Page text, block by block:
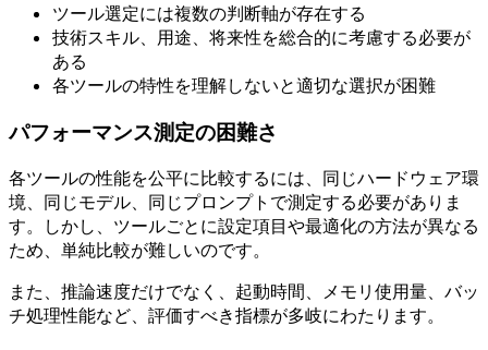
ツール選定には複数の判断軸が存在する
技術スキル、用途、将来性を総合的に考慮する必要が
ある
各ツールの特性を理解しないと適切な選択が困難
パフォーマンス測定の困難さ
各ツールの性能を公平に比較するには、同じハードウェア環
境、同じモデル、同じプロンプトで測定する必要がありま
す。しかし、ツールごとに設定項目や最適化の方法が異なる
ため、単純比較が難しいのです。
また、推論速度だけでなく、起動時間、メモリ使用量、バッ
チ処理性能など、評価すべき指標が多岐にわたります。